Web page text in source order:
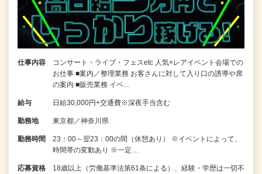
仕事内容
コンサート・ライブ・フェスetc 人気×レアイベント会場での
お仕事 ■案内／整理業務 お客さんに対して入り口の誘導や席
の案内 ■販売業務 イベ…
給与 日給30,000円+交通費※深夜手当含む
勤務地 東京都／神奈川県
勤務時間
23：00～翌23：00の間（休憩あり） ※イベントによって、
時間帯の変動あり ※一定…
応募資格
18歳以上（労働基準法第61条による）、経験・学歴は一切不